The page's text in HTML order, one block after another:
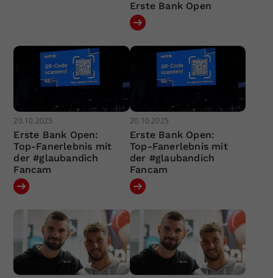
Erste Bank Open
20.10.2025
Erste Bank Open:
Top-Fanerlebnis mit
der #glaubandich
Fancam
20.10.2025
Erste Bank Open:
Top-Fanerlebnis mit
der #glaubandich
Fancam